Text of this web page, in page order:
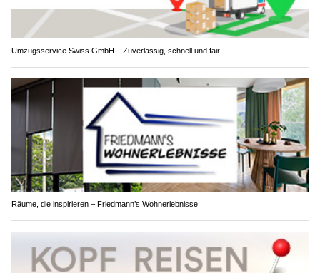
Umzugsservice Swiss GmbH – Zuverlässig, schnell und fair
Räume, die inspirieren – Friedmann’s Wohnerlebnisse